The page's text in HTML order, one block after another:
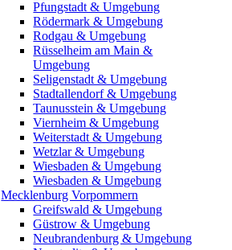
Pfungstadt & Umgebung
Rödermark & Umgebung
Rodgau & Umgebung
Rüsselheim am Main &
Umgebung
Seligenstadt & Umgebung
Stadtallendorf & Umgebung
Taunusstein & Umgebung
Viernheim & Umgebung
Weiterstadt & Umgebung
Wetzlar & Umgebung
Wiesbaden & Umgebung
Wiesbaden & Umgebung
Mecklenburg Vorpommern
Greifswald & Umgebung
Güstrow & Umgebung
Neubrandenburg & Umgebung